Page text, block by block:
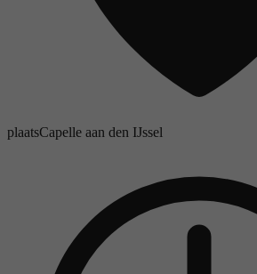
plaatsCapelle aan den IJssel